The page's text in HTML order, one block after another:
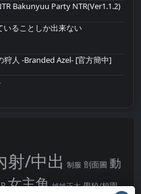
[AI] 爆乳パーティーNTR Bakunyuu Party NTR(Ver1.1.2)
いることしか出来ない
狩人 -Branded Azel- [官方簡中]
射/中出 制服 剖面圖 動
女主角 姊姊正太 學校/校園